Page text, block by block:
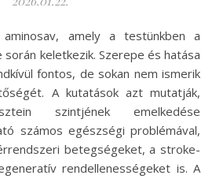
keletkezik. Szerepe és hatása
fontos, de sokan nem ismerik
A kutatások azt mutatják,
szintjének emelkedése
számos egészségi problémával,
betegségeket, a stroke-
rendellenességeket is. A